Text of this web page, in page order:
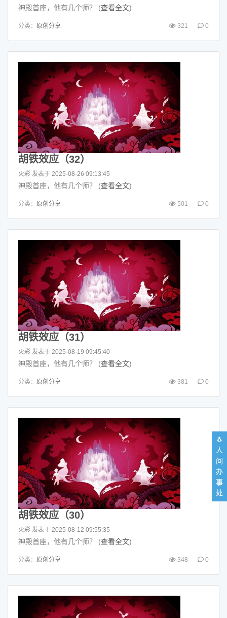
神殿首座，他有几个师？ (查看全文)
分类： 原创分享 321 0
胡铁效应（32）
火彩 发表于 2025-08-26 09:13:45
神殿首座，他有几个师？ (查看全文)
分类： 原创分享 501 0
胡铁效应（31）
火彩 发表于 2025-08-19 09:45:40
神殿首座，他有几个师？ (查看全文)
分类： 原创分享 381 0
胡铁效应（30）
火彩 发表于 2025-08-12 09:55:35
神殿首座，他有几个师？ (查看全文)
分类： 原创分享 348 0
🐧
人
间
办
事
处